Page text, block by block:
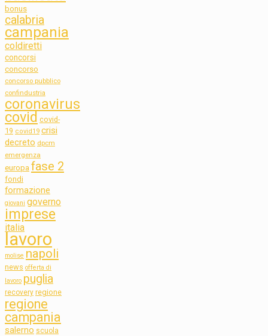
bonus
calabria
campania
coldiretti
concorsi
concorso
concorso pubblico
confindustria
coronavirus
covid covid-
19 covid19 crisi
decreto dpcm
emergenza
europa fase 2
fondi
formazione
giovani governo
imprese
italia
lavoro
molise napoli
news offerta di
lavoro puglia
recovery regione
regione
campania
salerno scuola